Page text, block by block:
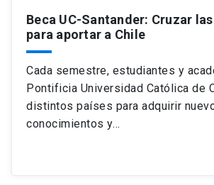
Beca UC-Santander: Cruzar
para aportar a Chile
Cada semestre, estudiantes y
Pontificia Universidad Católica de
distintos países para adquirir
conocimientos y…